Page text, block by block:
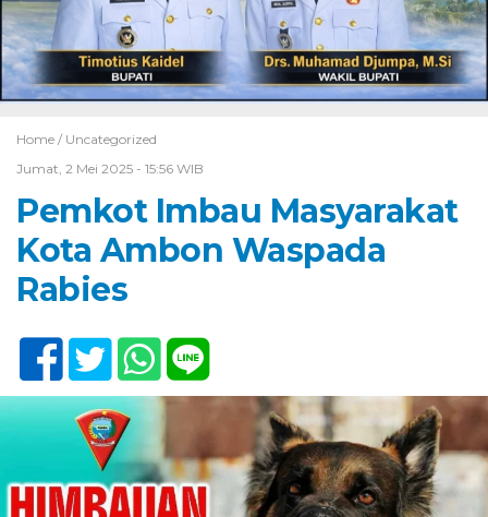
Home / Uncategorized
Jumat, 2 Mei 2025 - 15:56 WIB
Pemkot Imbau Masyarakat
Kota Ambon Waspada
Rabies